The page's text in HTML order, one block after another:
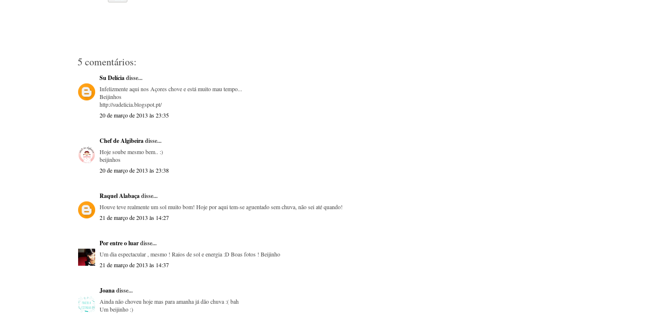
5 comentários:
Su Delíciadisse...
Infelizmente aqui nos Açores chove e está muito mau tempo...
Beijinhos
http://sudelicia.blogspot.pt/
20 de março de 2013 às 23:35
Chef de Algibeiradisse...
Hoje soube mesmo bem.. :)
beijinhos
20 de março de 2013 às 23:38
Raquel Alabaçadisse...
Houve teve realmente um sol muito bom! Hoje por aqui tem-se aguentado sem chuva, não sei até quando!
21 de março de 2013 às 14:27
Por entre o luardisse...
Um dia espectacular , mesmo ! Raios de sol e energia :D Boas fotos ! Beijinho
21 de março de 2013 às 14:37
Joanadisse...
Ainda não choveu hoje mas para amanha já dão chuva :( bah
Um beijinho :)